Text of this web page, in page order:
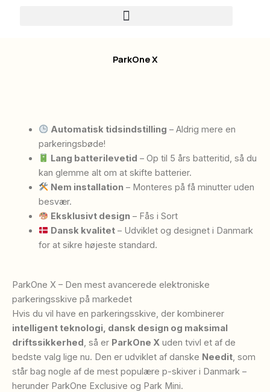
ParkOne X
Automatisk tidsindstilling – Aldrig mere en
parkeringsbøde!
Lang batterilevetid – Op til 5 års batteritid, så du
kan glemme alt om at skifte batterier.
Nem installation – Monteres på få minutter uden
besvær.
Eksklusivt design – Fås i Sort
Dansk kvalitet – Udviklet og designet i Danmark
for at sikre højeste standard.
ParkOne X – Den mest avancerede elektroniske
parkeringsskive på markedet
Hvis du vil have en parkeringsskive, der kombinerer
intelligent teknologi, dansk design og maksimal
driftssikkerhed, så er ParkOne X uden tvivl et af de
bedste valg lige nu. Den er udviklet af danske Needit, som
står bag nogle af de mest populære p-skiver i Danmark –
herunder ParkOne Exclusive og Park Mini.